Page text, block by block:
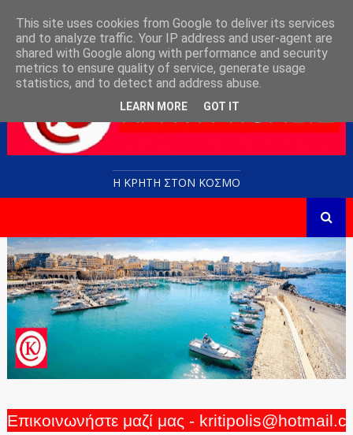
Η ΚΡΗΤΗ ΣΤΟN KOΣΜΟ
Επικοινωνήστε μαζί μας -
This site uses cookies from Google to deliver its services
and to analyze traffic. Your IP address and user-agent are
shared with Google along with performance and security
metrics to ensure quality of service, generate usage
statistics, and to detect and address abuse.
LEARN MORE GOT IT